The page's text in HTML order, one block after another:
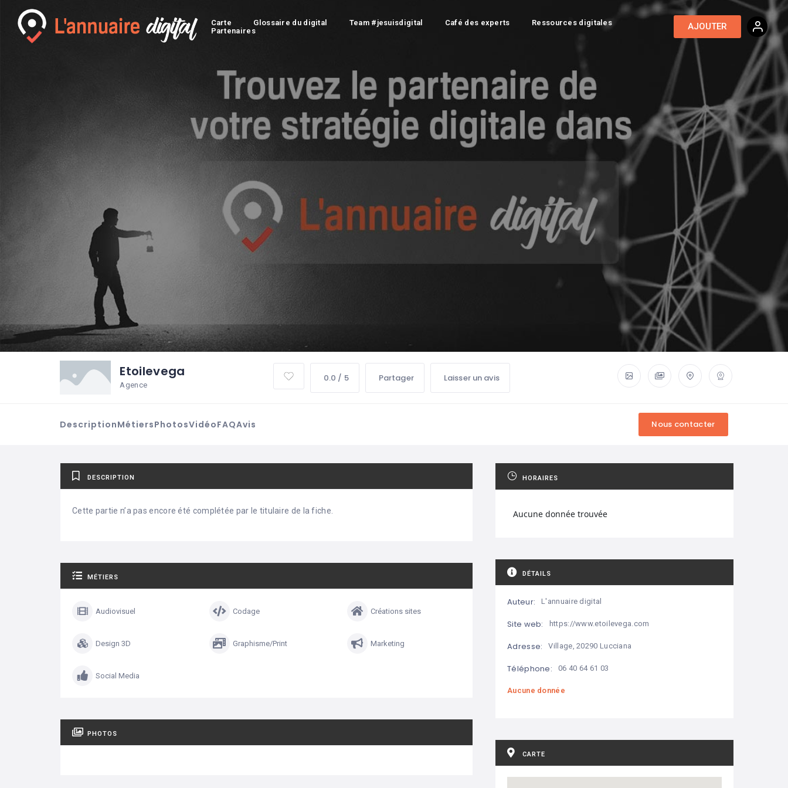
Carte Glossaire du digital Team #jesuisdigital Café des experts
Ressources digitales
Partenaires
AJOUTER
Etoilevega
Agence
0.0 / 5 Partager Laisser un avis
DescriptionMétiersPhotosVidéoFAQAvis
DESCRIPTION
Cette partie n’a pas encore été complétée par le titulaire de la fiche.
MÉTIERS
Audiovisuel Codage Créations sites
Design 3D Graphisme/Print Marketing
Social Media
PHOTOS
HORAIRES
Aucune donnée trouvée
DÉTAILS
Auteur: L'annuaire digital
Site web: https://www.etoilevega.com
Adresse: Village, 20290 Lucciana
Téléphone: 06 40 64 61 03
Aucune donnée
CARTE